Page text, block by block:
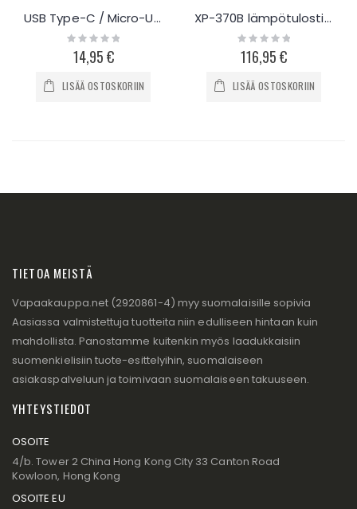
USB Type-C / Micro-USB endoskooppi
Rating:
0%
14,95 €
LISÄÄ OSTOSKORIIN
XP-370B lämpötulostin 80mm
Rating:
0%
116,95 €
LISÄÄ OSTOSKORIIN
TIETOA MEISTÄ
Vapaakauppa.net (2920861-4) myy suomalaisille sopivia
Aasiassa valmistettuja tuotteita niin edulliseen hintaan kuin
mahdollista. Panostamme kuitenkin myös laadukkaisiin
suomenkielisiin tuote-esittelyihin, suomalaiseen
asiakaspalveluun ja toimivaan suomalaiseen takuuseen.
YHTEYSTIEDOT
OSOITE
4/b. Tower 2 China Hong Kong City 33 Canton Road
Kowloon, Hong Kong
OSOITE EU